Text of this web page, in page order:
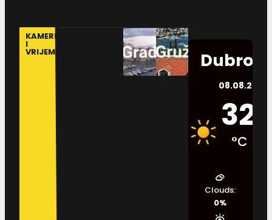
KAMERE
I
VRIJEME
08.08.2026.
32
°C
Clouds:
0%